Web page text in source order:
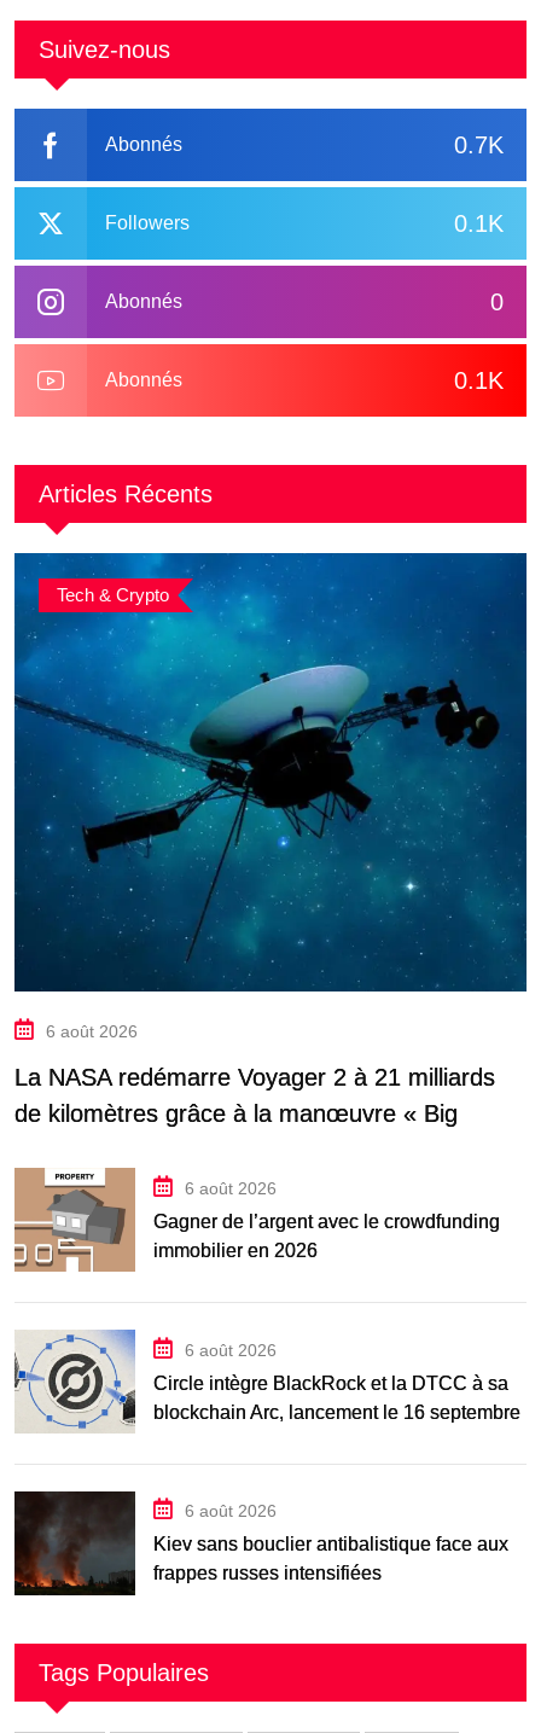
Suivez-nous
0.7K
Abonnés
0.1K
Followers
0
Abonnés
0.1K
Abonnés
Articles Récents
Tech & Crypto
6 août 2026
La NASA redémarre Voyager 2 à 21 milliards
de kilomètres grâce à la manœuvre « Big
6 août 2026
Gagner de l’argent avec le crowdfunding
immobilier en 2026
6 août 2026
Circle intègre BlackRock et la DTCC à sa
blockchain Arc, lancement le 16 septembre
6 août 2026
Kiev sans bouclier antibalistique face aux
frappes russes intensifiées
Tags Populaires